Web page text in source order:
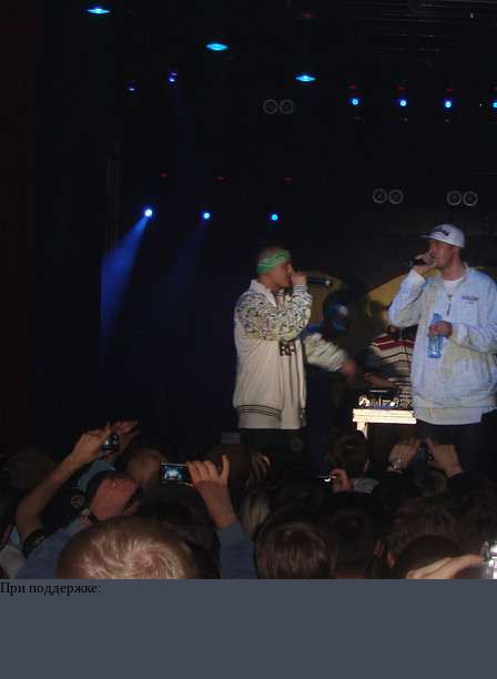
При поддержке: